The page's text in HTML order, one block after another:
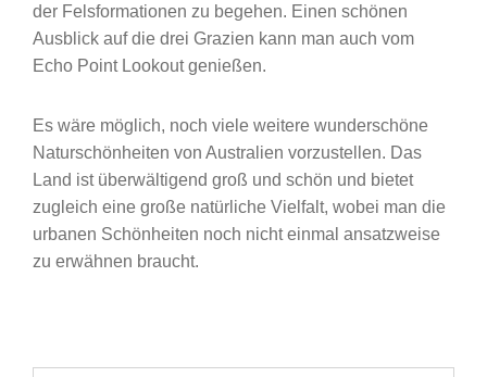
der Felsformationen zu begehen. Einen schönen
Ausblick auf die drei Grazien kann man auch vom
Echo Point Lookout genießen.
Es wäre möglich, noch viele weitere wunderschöne
Naturschönheiten von Australien vorzustellen. Das
Land ist überwältigend groß und schön und bietet
zugleich eine große natürliche Vielfalt, wobei man die
urbanen Schönheiten noch nicht einmal ansatzweise
zu erwähnen braucht.